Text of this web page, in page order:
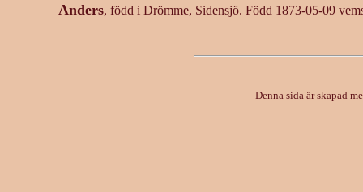
Anders, född i Drömme, Sidensjö. Född 1873-05-09
Denna sida är skapad